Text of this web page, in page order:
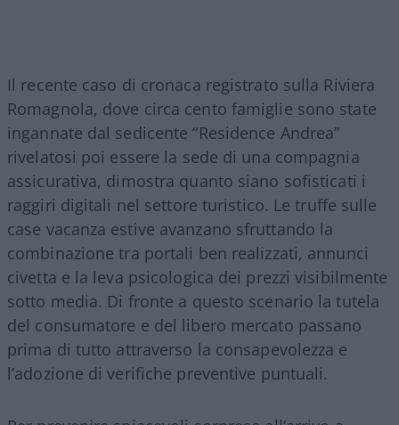
Il recente caso di cronaca registrato sulla Riviera
Romagnola, dove circa cento famiglie sono state
ingannate dal sedicente “Residence Andrea”
rivelatosi poi essere la sede di una compagnia
assicurativa, dimostra quanto siano sofisticati i
raggiri digitali nel settore turistico. Le truffe sulle
case vacanza estive avanzano sfruttando la
combinazione tra portali ben realizzati, annunci
civetta e la leva psicologica dei prezzi visibilmente
sotto media. Di fronte a questo scenario la tutela
del consumatore e del libero mercato passano
prima di tutto attraverso la consapevolezza e
l’adozione di verifiche preventive puntuali.